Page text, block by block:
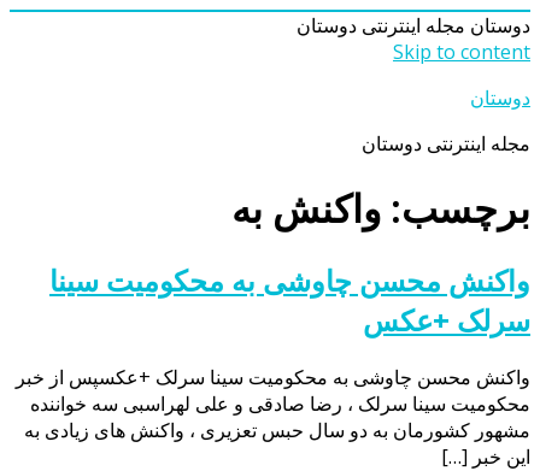
دوستان مجله اینترنتی دوستان
Skip to content
دوستان
مجله اینترنتی دوستان
برچسب: واکنش به
واکنش محسن چاوشی به محکومیت سینا
سرلک +عکس
واکنش محسن چاوشی به محکومیت سینا سرلک +عکسپس از خبر
محکومیت سینا سرلک ، رضا صادقی و علی لهراسبی سه خواننده
مشهور کشورمان به دو سال حبس تعزیری ، واکنش های زیادی به
این خبر […]